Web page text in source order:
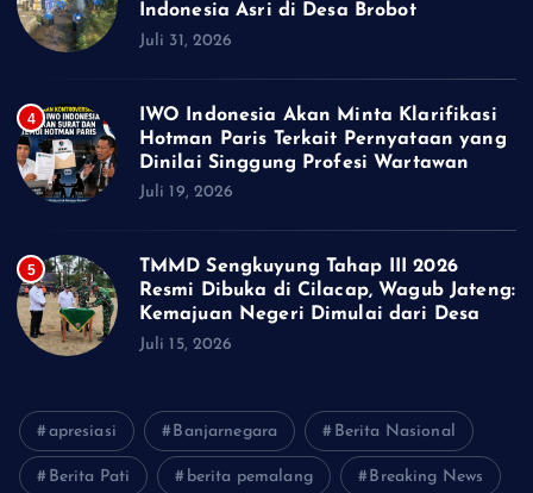
Indonesia Asri di Desa Brobot
Juli 31, 2026
4
IWO Indonesia Akan Minta Klarifikasi
Hotman Paris Terkait Pernyataan yang
Dinilai Singgung Profesi Wartawan
Juli 19, 2026
5
TMMD Sengkuyung Tahap III 2026
Resmi Dibuka di Cilacap, Wagub Jateng:
Kemajuan Negeri Dimulai dari Desa
Juli 15, 2026
apresiasi Banjarnegara Berita Nasional
Berita Pati berita pemalang Breaking News